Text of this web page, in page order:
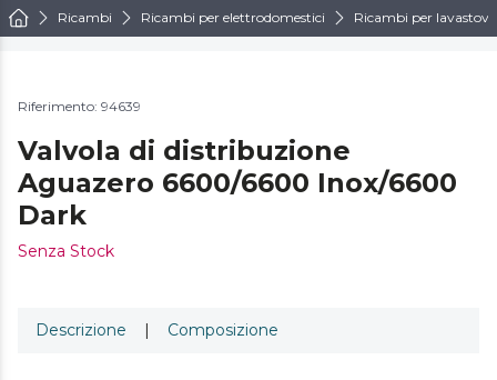
Ricambi Ricambi per elettrodomestici Ricambi per
Riferimento: 94639
Valvola di distribuzione
Aguazero 6600/6600 Inox/6600
Dark
Senza Stock
Descrizione | Composizione